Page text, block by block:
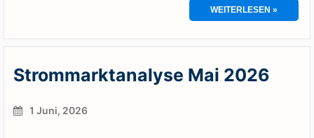
WEITERLESEN »
Strommarktanalyse Mai 2026
1 Juni, 2026